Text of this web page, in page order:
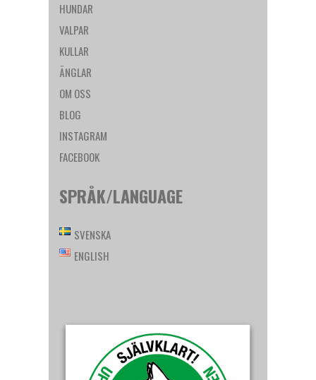
HUNDAR
VALPAR
KULLAR
ÄNGLAR
OM OSS
BLOG
INSTAGRAM
FACEBOOK
SPRÅK/LANGUAGE
SVENSKA
ENGLISH